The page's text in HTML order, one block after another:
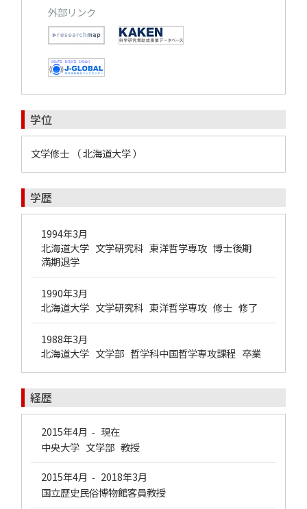
外部リンク
学位
文学修士 （ 北海道大学 ）
学歴
1994年3月
北海道大学 文学研究科 東洋哲学専攻 博士後期
満期退学
1990年3月
北海道大学 文学研究科 東洋哲学専攻 修士 修了
1988年3月
北海道大学 文学部 哲学科中国哲学専攻課程 卒業
経歴
2015年4月 - 現在
中央大学 文学部 教授
2015年4月 - 2018年3月
国立歴史民俗博物館客員教授